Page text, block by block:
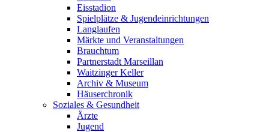
Eisstadion
Spielplätze & Jugendeinrichtungen
Langlaufen
Märkte und Veranstaltungen
Brauchtum
Partnerstadt Marseillan
Waitzinger Keller
Archiv & Museum
Häuserchronik
Soziales & Gesundheit
Ärzte
Jugend